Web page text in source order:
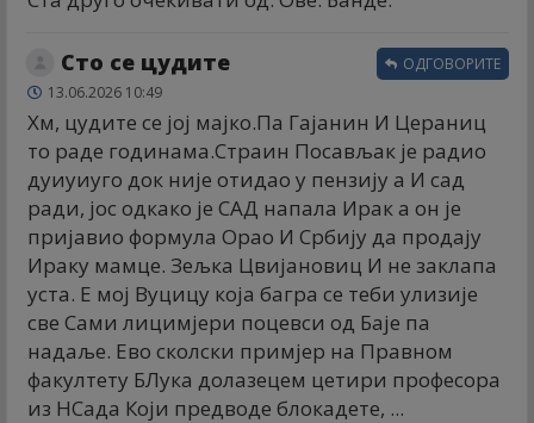
Сто се цудите
13.06.2026 10:49
Хм, цудите се јој мајко.Па Гајанин И Цераниц
то раде годинама.Страин Посављак је радио
дуиуиуго док није отидао у пензију а И сад
ради, јос одкако је САД напала Ирак а он је
пријавио формула Орао И Србију да продају
Ираку мамце. Зељка Цвијановиц И не заклапа
уста. Е мој Вуцицу која багра се теби улизије
све Сами лицимјери поцевси од Баје па
надаље. Ево сколски примјер на Правном
факултету БЛука долазецем цетири професора
из НСада Који предводе блокадете, ...
ОДГОВОРИТЕ